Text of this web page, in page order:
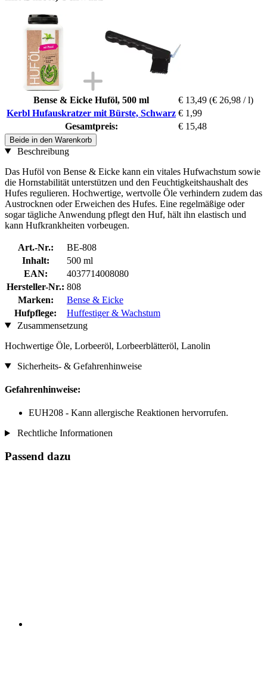
Bense & Eicke Huföl, 500 ml € 13,49 (€ 26,98 / l)
Kerbl Hufauskratzer mit Bürste, Schwarz € 1,99
Gesamtpreis:
€ 15,48
Beide in den Warenkorb
Beschreibung
Das Huföl von Bense & Eicke kann ein vitales Hufwachstum sowie
die Hornstabilität unterstützen und den Feuchtigkeitshaushalt des
Hufes regulieren. Hochwertige, wertvolle Öle verhindern zudem das
Austrocknen oder Erweichen des Hufes. Eine regelmäßige oder
sogar tägliche Anwendung pflegt den Huf, hält ihn elastisch und
kann Hufkrankheiten vorbeugen.
Art.-Nr.:
BE-808
Inhalt:
500 ml
EAN:
4037714008080
Hersteller-Nr.: 808
Marken:
Bense & Eicke
Hufpflege:
Huffestiger & Wachstum
Zusammensetzung
Hochwertige Öle, Lorbeeröl, Lorbeerblätteröl, Lanolin
Sicherheits- & Gefahrenhinweise
Gefahrenhinweise:
EUH208 - Kann allergische Reaktionen hervorrufen.
Rechtliche Informationen
Passend dazu